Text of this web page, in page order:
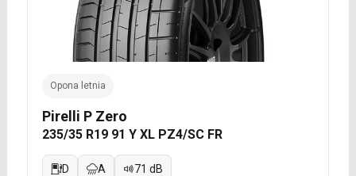
Opona letnia
Pirelli P Zero
235/35 R19 91 Y XL PZ4/SC FR
D A 71 dB